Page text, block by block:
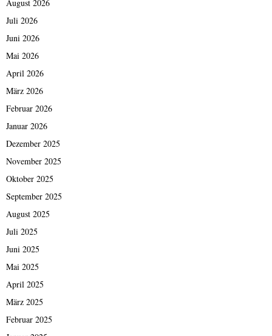
August 2026
Juli 2026
Juni 2026
Mai 2026
April 2026
März 2026
Februar 2026
Januar 2026
Dezember 2025
November 2025
Oktober 2025
September 2025
August 2025
Juli 2025
Juni 2025
Mai 2025
April 2025
März 2025
Februar 2025